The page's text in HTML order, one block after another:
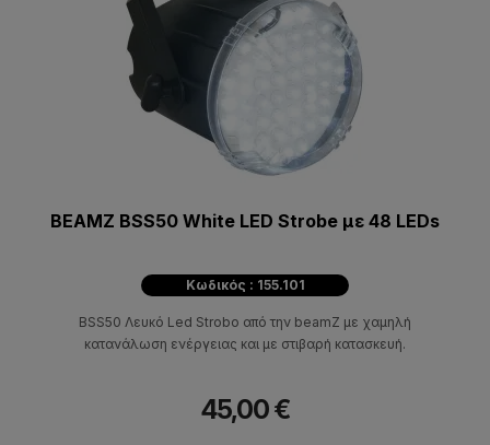
BEAMZ BSS50 White LED Strobe με 48 LEDs
Κωδικός : 155.101
BSS50 Λευκό Led Strobo από την beamZ με χαμηλή
κατανάλωση ενέργειας και με στιβαρή κατασκευή.
45,00 €